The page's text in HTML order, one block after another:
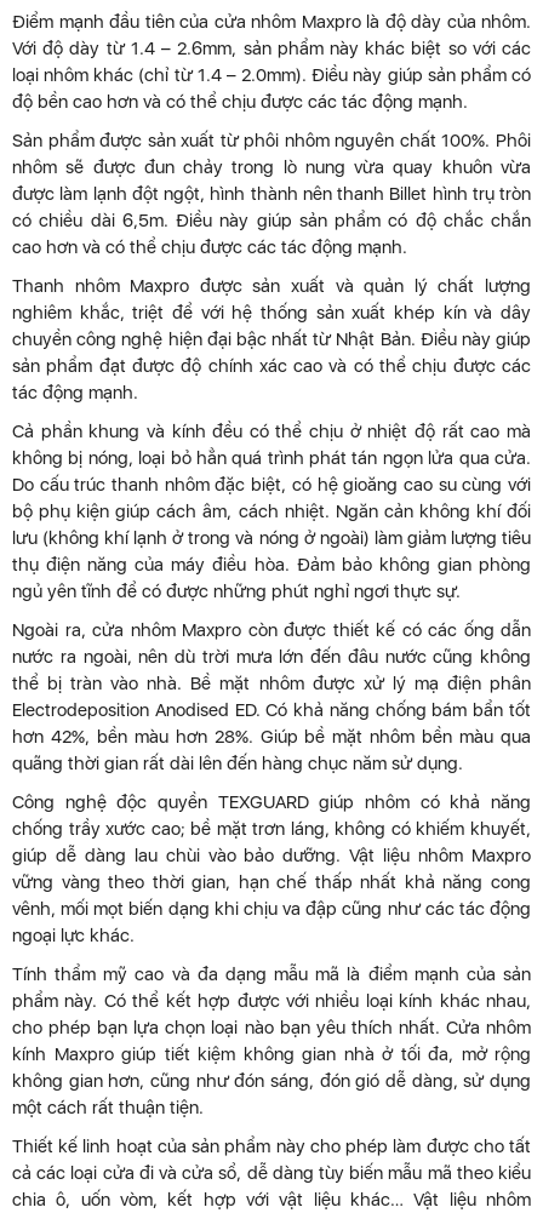
Điểm mạnh đầu tiên của cửa nhôm Maxpro là độ dày của nhôm.
Với độ dày từ 1.4 – 2.6mm, sản phẩm này khác biệt so với các
loại nhôm khác (chỉ từ 1.4 – 2.0mm). Điều này giúp sản phẩm có
độ bền cao hơn và có thể chịu được các tác động mạnh.
Sản phẩm được sản xuất từ phôi nhôm nguyên chất 100%. Phôi
nhôm sẽ được đun chảy trong lò nung vừa quay khuôn vừa
được làm lạnh đột ngột, hình thành nên thanh Billet hình trụ tròn
có chiều dài 6,5m. Điều này giúp sản phẩm có độ chắc chắn
cao hơn và có thể chịu được các tác động mạnh.
Thanh nhôm Maxpro được sản xuất và quản lý chất lượng
nghiêm khắc, triệt để với hệ thống sản xuất khép kín và dây
chuyền công nghệ hiện đại bậc nhất từ Nhật Bản. Điều này giúp
sản phẩm đạt được độ chính xác cao và có thể chịu được các
tác động mạnh.
Cả phần khung và kính đều có thể chịu ở nhiệt độ rất cao mà
không bị nóng, loại bỏ hẳn quá trình phát tán ngọn lửa qua cửa.
Do cấu trúc thanh nhôm đặc biệt, có hệ gioăng cao su cùng với
bộ phụ kiện giúp cách âm, cách nhiệt. Ngăn cản không khí đối
lưu (không khí lạnh ở trong và nóng ở ngoài) làm giảm lượng tiêu
thụ điện năng của máy điều hòa. Đảm bảo không gian phòng
ngủ yên tĩnh để có được những phút nghỉ ngơi thực sự.
Ngoài ra, cửa nhôm Maxpro còn được thiết kế có các ống dẫn
nước ra ngoài, nên dù trời mưa lớn đến đâu nước cũng không
thể bị tràn vào nhà. Bề mặt nhôm được xử lý mạ điện phân
Electrodeposition Anodised ED. Có khả năng chống bám bẩn tốt
hơn 42%, bền màu hơn 28%. Giúp bề mặt nhôm bền màu qua
quãng thời gian rất dài lên đến hàng chục năm sử dụng.
Công nghệ độc quyền TEXGUARD giúp nhôm có khả năng
chống trầy xước cao; bề mặt trơn láng, không có khiếm khuyết,
giúp dễ dàng lau chùi vào bảo dưỡng. Vật liệu nhôm Maxpro
vững vàng theo thời gian, hạn chế thấp nhất khả năng cong
vênh, mối mọt biến dạng khi chịu va đập cũng như các tác động
ngoại lực khác.
Tính thẩm mỹ cao và đa dạng mẫu mã là điểm mạnh của sản
phẩm này. Có thể kết hợp được với nhiều loại kính khác nhau,
cho phép bạn lựa chọn loại nào bạn yêu thích nhất. Cửa nhôm
kính Maxpro giúp tiết kiệm không gian nhà ở tối đa, mở rộng
không gian hơn, cũng như đón sáng, đón gió dễ dàng, sử dụng
một cách rất thuận tiện.
Thiết kế linh hoạt của sản phẩm này cho phép làm được cho tất
cả các loại cửa đi và cửa sổ, dễ dàng tùy biến mẫu mã theo kiểu
chia ô, uốn vòm, kết hợp với vật liệu khác… Vật liệu nhôm